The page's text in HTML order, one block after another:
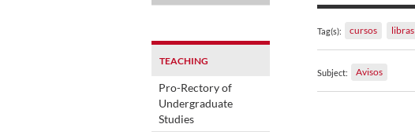
TEACHING
Pro-Rectory of
Undergraduate
Studies
Tag(s): cursos libras
Subject: Avisos